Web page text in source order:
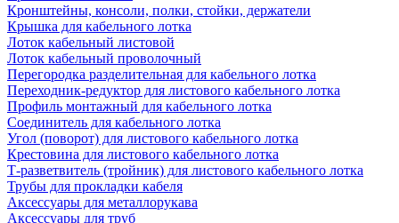
Кронштейны, консоли, полки, стойки, держатели
Крышка для кабельного лотка
Лоток кабельный листовой
Лоток кабельный проволочный
Перегородка разделительная для кабельного лотка
Переходник-редуктор для листового кабельного лотка
Профиль монтажный для кабельного лотка
Соединитель для кабельного лотка
Угол (поворот) для листового кабельного лотка
Крестовина для листового кабельного лотка
Т-разветвитель (тройник) для листового кабельного лотка
Трубы для прокладки кабеля
Аксессуары для металлорукава
Аксессуары для труб